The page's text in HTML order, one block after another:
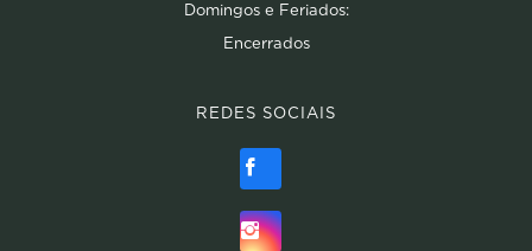
Domingos e Feriados:
Encerrados
REDES SOCIAIS